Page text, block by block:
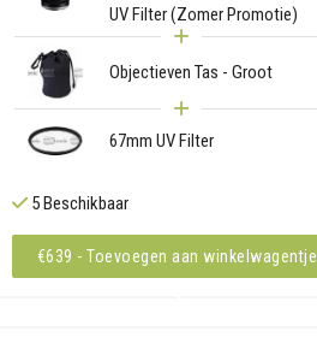
UV Filter (Zomer Promotie)
Objectieven Tas - Groot
67mm UV Filter
5 Beschikbaar
€639 - Toevoegen aan winkelwagentje